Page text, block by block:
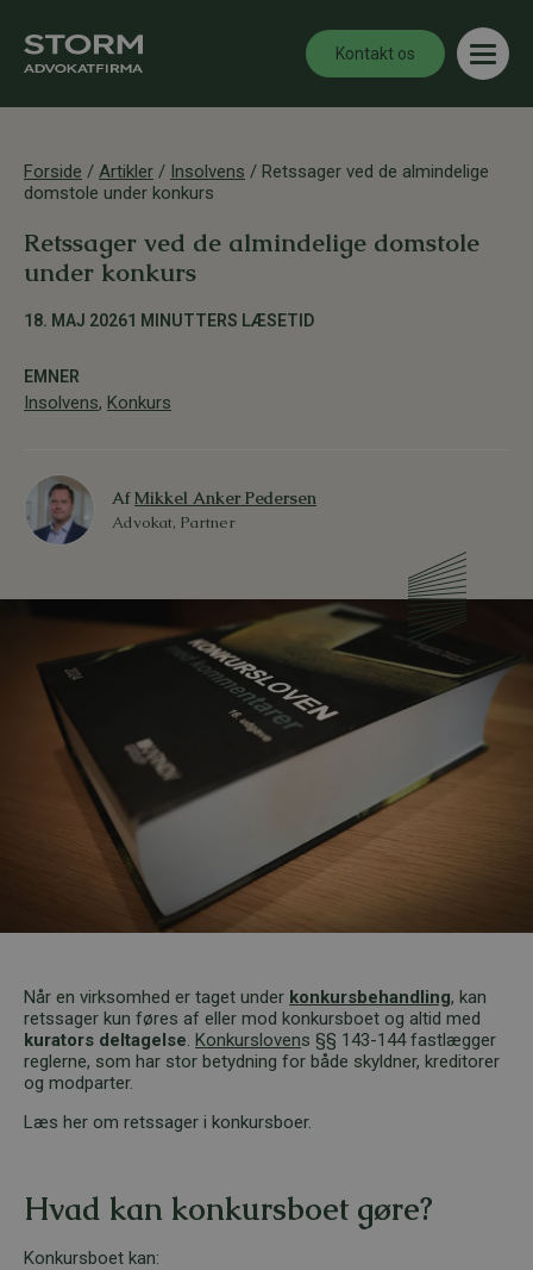
Kontakt os
Forside / Artikler / Insolvens / Retssager ved de almindelige
domstole under konkurs
Retssager ved de almindelige domstole
under konkurs
18. MAJ 20261 MINUTTERS LÆSETID
EMNER
Insolvens, Konkurs
AfMikkel Anker Pedersen
Advokat, Partner
Når en virksomhed er taget under konkursbehandling, kan
retssager kun føres af eller mod konkursboet og altid med
kurators deltagelse. Konkurslovens §§ 143-144 fastlægger
reglerne, som har stor betydning for både skyldner, kreditorer
og modparter.
Læs her om retssager i konkursboer.
Hvad kan konkursboet gøre?
Konkursboet kan: